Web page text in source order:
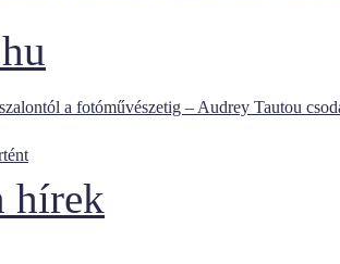
a fotóművészetig – Audrey Tautou
hírek